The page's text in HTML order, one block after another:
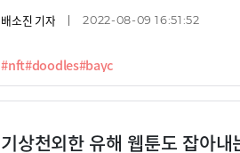
#nft#doodles#bayc
스가 어떻게 '2022년 가장 핫한 브랜드’로 꼽
배소진 기자 2022-08-09 16:51:52
기상천외한 유해 웹툰도 잡아